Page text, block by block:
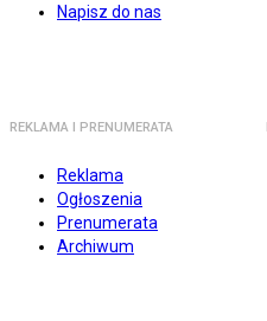
Napisz do nas
REKLAMA I PRENUMERATA
Reklama
Ogłoszenia
Prenumerata
Archiwum